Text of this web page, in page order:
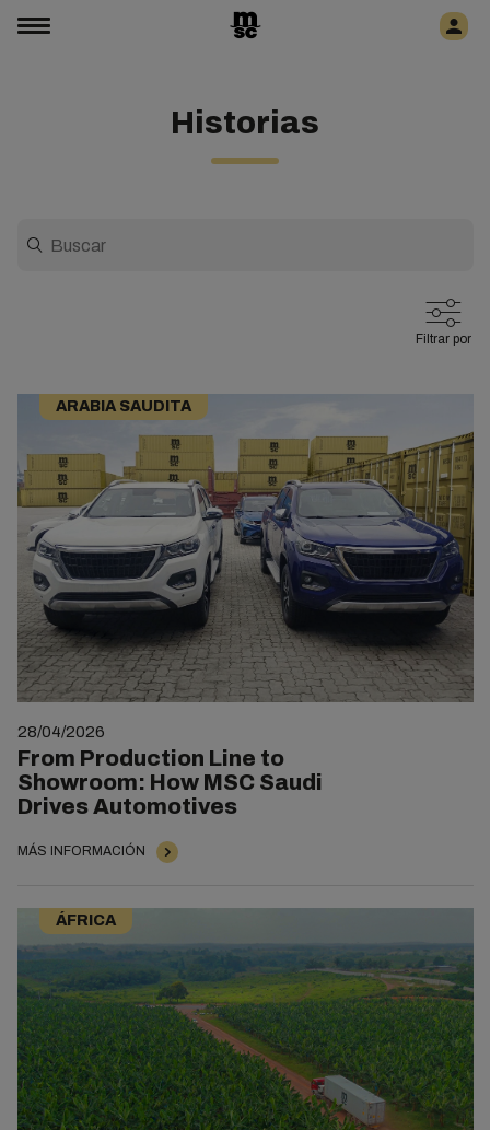
Historias
Filtrar por
ARABIA SAUDITA
28/04/2026
From Production Line to
Showroom: How MSC Saudi
Drives Automotives
MÁS INFORMACIÓN
ÁFRICA